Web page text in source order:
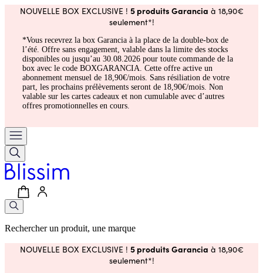
NOUVELLE BOX EXCLUSIVE ! 5 produits Garancia à 18,90€
seulement*!
*Vous recevrez la box Garancia à la place de la double-box de
l’été. Offre sans engagement, valable dans la limite des stocks
disponibles ou jusqu’au 30.08.2026 pour toute commande de la
box avec le code BOXGARANCIA. Cette offre active un
abonnement mensuel de 18,90€/mois. Sans résiliation de votre
part, les prochains prélèvements seront de 18,90€/mois. Non
valable sur les cartes cadeaux et non cumulable avec d’autres
offres promotionnelles en cours.
Rechercher un produit, une marque
NOUVELLE BOX EXCLUSIVE ! 5 produits Garancia à 18,90€
seulement*!